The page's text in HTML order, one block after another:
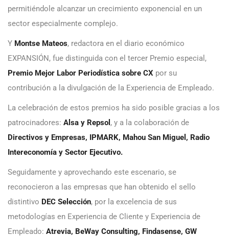
permitiéndole alcanzar un crecimiento exponencial en un
sector especialmente complejo.
Y Montse Mateos, redactora en el diario económico
EXPANSIÓN, fue distinguida con el tercer Premio especial,
Premio Mejor Labor Periodística sobre CX por su
contribución a la divulgación de la Experiencia de Empleado.
La celebración de estos premios ha sido posible gracias a los
patrocinadores: Alsa y Repsol , y a la colaboración de
Directivos y Empresas, IPMARK, Mahou San Miguel, Radio
Intereconomía y Sector Ejecutivo.
Seguidamente y aprovechando este escenario, se
reconocieron a las empresas que han obtenido el sello
distintivo DEC Selección, por la excelencia de sus
metodologías en Experiencia de Cliente y Experiencia de
Empleado: Atrevia, BeWay Consulting, Findasense, GW